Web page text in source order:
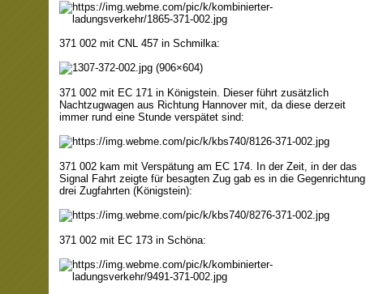
371 002 mit CNL 457 in Schmilka:
371 002 mit EC 171in Königstein. Dieser führt zusätzlich
Nachtzugwagen aus Richtung Hannover mit, da diese derzeit
immer rund eine Stunde verspätet sind:
371 002 kam mit Verspätung am EC 174. In der Zeit, in der das
Signal Fahrt zeigte für besagten Zug gab es in die Gegenrichtung
drei Zugfahrten (Königstein):
371 002 mit EC 173 in Schöna: